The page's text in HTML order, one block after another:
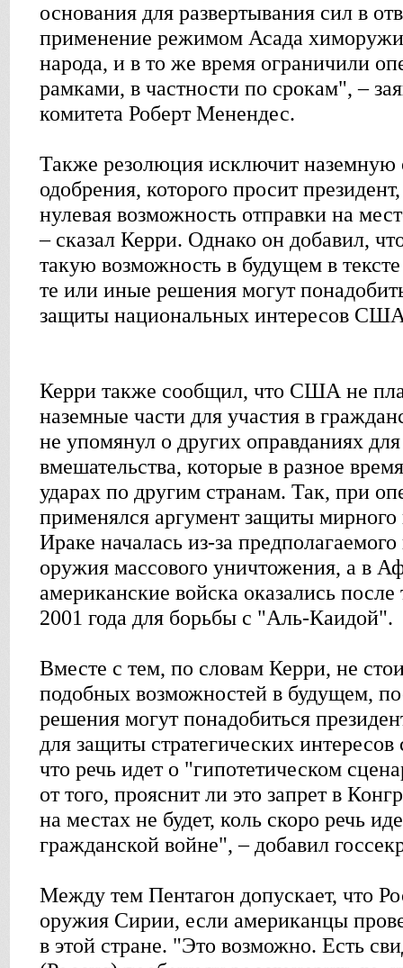
основания для развертывания сил в
применение режимом Асада
народа, и в то же время ограничили
рамками, в частности по срокам", –
комитета Роберт Менендес.
Также резолюция исключит
одобрения, которого просит
нулевая возможность отправки на
– сказал Керри. Однако он добавил,
такую возможность в будущем в
те или иные решения могут
защиты национальных интересов
Керри также сообщил, что США не
наземные части для участия в
не упомянул о других оправданиях
вмешательства, которые в разное
ударах по другим странам. Так, при
применялся аргумент защиты мирного
Ираке началась из-за
оружия массового уничтожения, а в
американские войска оказались после
2001 года для борьбы с "Аль-Каидой".
Вместе с тем, по словам Керри, не
подобных возможностей в будущем,
решения могут понадобиться
для защиты стратегических
что речь идет о "гипотетическом
от того, прояснит ли это запрет в
на местах не будет, коль скоро речь
гражданской войне", – добавил
Между тем Пентагон допускает, что
оружия Сирии, если американцы
в этой стране. "Это возможно. Есть